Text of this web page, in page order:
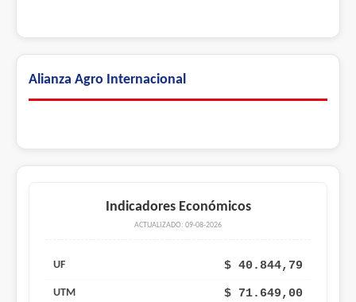
Alianza Agro Internacional
Indicadores Económicos
ACTUALIZADO: 09-08-2026
UF $ 40.844,79
UTM $ 71.649,00